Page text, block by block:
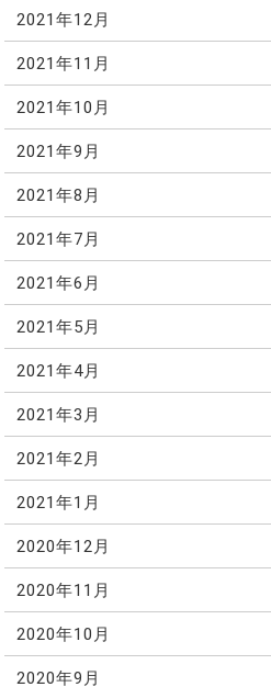
2021年12月
2021年11月
2021年10月
2021年9月
2021年8月
2021年7月
2021年6月
2021年5月
2021年4月
2021年3月
2021年2月
2021年1月
2020年12月
2020年11月
2020年10月
2020年9月